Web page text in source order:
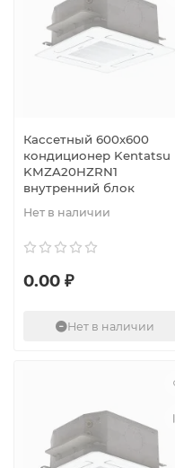
Кассетный 600х600
кондиционер Kentatsu
KMZA20HZRN1
внутренний блок
Нет в наличии
0.00 ₽
Нет в наличии